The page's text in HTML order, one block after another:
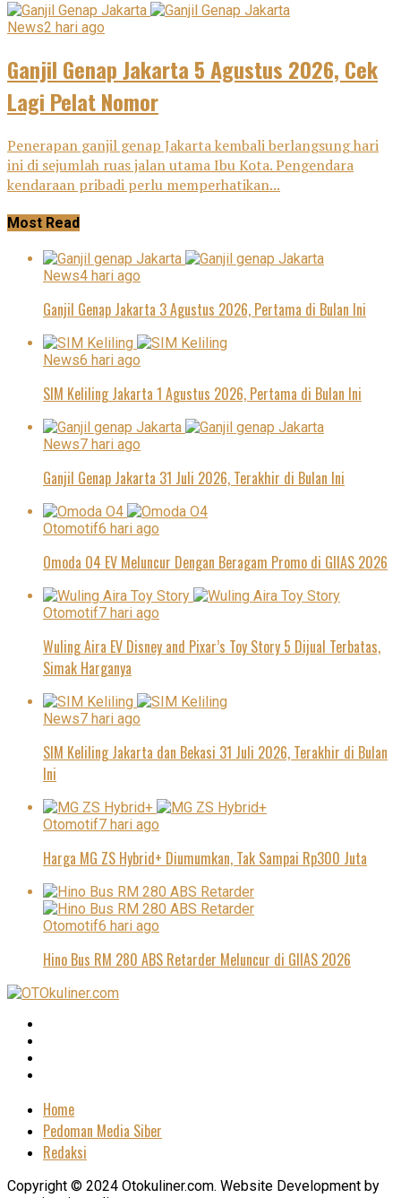
News2 hari ago
Ganjil Genap Jakarta 5 Agustus 2026, Cek
Lagi Pelat Nomor
Penerapan ganjil genap Jakarta kembali berlangsung hari
ini di sejumlah ruas jalan utama Ibu Kota. Pengendara
kendaraan pribadi perlu memperhatikan...
Most Read
News4 hari ago
Ganjil Genap Jakarta 3 Agustus 2026, Pertama di Bulan Ini
News6 hari ago
SIM Keliling Jakarta 1 Agustus 2026, Pertama di Bulan Ini
News7 hari ago
Ganjil Genap Jakarta 31 Juli 2026, Terakhir di Bulan Ini
Otomotif6 hari ago
Omoda O4 EV Meluncur Dengan Beragam Promo di GIIAS 2026
Otomotif7 hari ago
Wuling Aira EV Disney and Pixar’s Toy Story 5 Dijual Terbatas,
Simak Harganya
News7 hari ago
SIM Keliling Jakarta dan Bekasi 31 Juli 2026, Terakhir di Bulan
Ini
Otomotif7 hari ago
Harga MG ZS Hybrid+ Diumumkan, Tak Sampai Rp300 Juta
Otomotif6 hari ago
Hino Bus RM 280 ABS Retarder Meluncur di GIIAS 2026
Home
Pedoman Media Siber
Redaksi
Copyright © 2024 Otokuliner.com. Website Development by